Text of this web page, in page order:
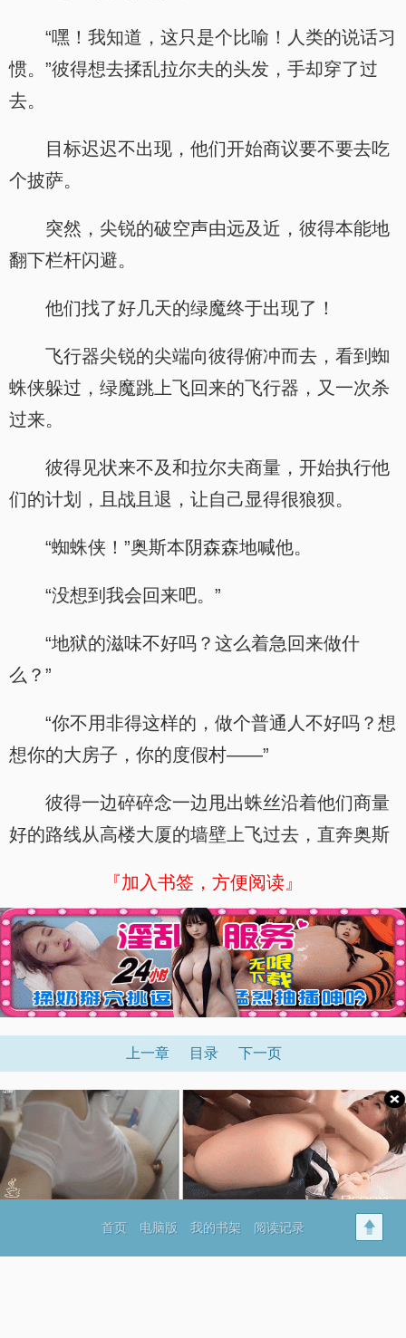
“嘿！我知道，这只是个比喻！人类的说话习
惯。”彼得想去揉乱拉尔夫的头发，手却穿了过
去。
目标迟迟不出现，他们开始商议要不要去吃
个披萨。
突然，尖锐的破空声由远及近，彼得本能地
翻下栏杆闪避。
他们找了好几天的绿魔终于出现了！
飞行器尖锐的尖端向彼得俯冲而去，看到蜘
蛛侠躲过，绿魔跳上飞回来的飞行器，又一次杀
过来。
彼得见状来不及和拉尔夫商量，开始执行他
们的计划，且战且退，让自己显得很狼狈。
“蜘蛛侠！”奥斯本阴森森地喊他。
“没想到我会回来吧。”
“地狱的滋味不好吗？这么着急回来做什
么？”
“你不用非得这样的，做个普通人不好吗？想
想你的大房子，你的度假村——”
彼得一边碎碎念一边甩出蛛丝沿着他们商量
好的路线从高楼大厦的墙壁上飞过去，直奔奥斯
『加入书签，方便阅读』
上一章 目录 下一页
首页 电脑版 我的书架 阅读记录